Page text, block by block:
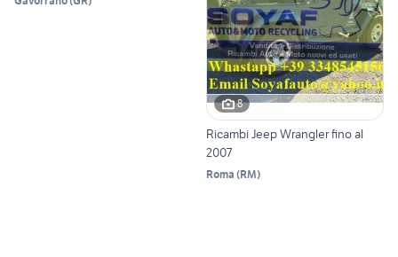
8
Ricambi Jeep Wrangler fino al
2007
Roma (RM)